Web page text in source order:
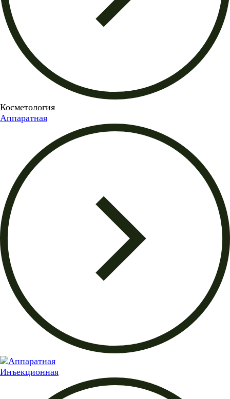
Косметология
Аппаратная
Инъекционная